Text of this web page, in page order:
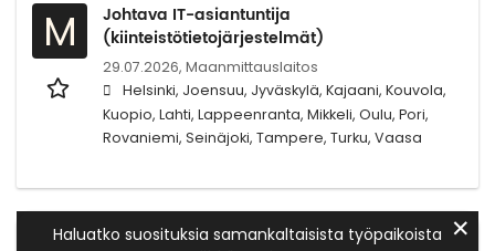
M
Johtava IT-asiantuntija
(kiinteistötietojärjestelmät)
29.07.2026, Maanmittauslaitos
Helsinki, Joensuu, Jyväskylä, Kajaani, Kouvola,
Kuopio, Lahti, Lappeenranta, Mikkeli, Oulu, Pori,
Rovaniemi, Seinäjoki, Tampere, Turku, Vaasa
Haluatko suosituksia samankaltaisista työpaikoista ✕